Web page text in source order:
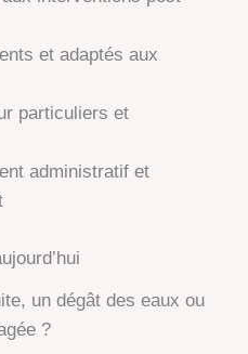
et adaptés aux
particuliers et
administratif et
un dégât des eaux ou
?